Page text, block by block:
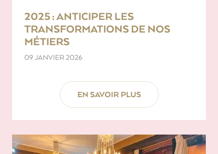
2025 : ANTICIPER LES
TRANSFORMATIONS DE NOS
MÉTIERS
09 JANVIER 2026
EN SAVOIR PLUS